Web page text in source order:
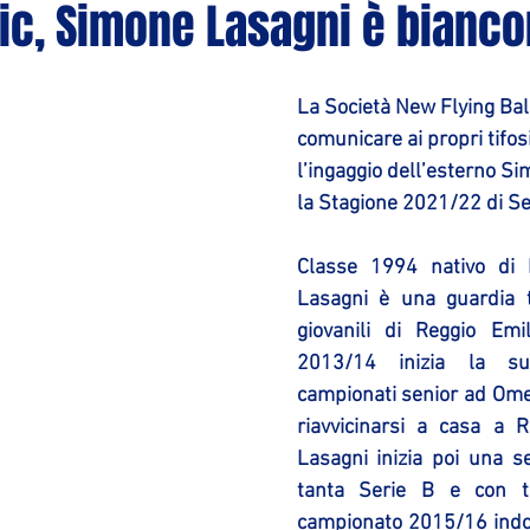
Simone Lasagni è
La Società New Flying
comunicare ai propri
l’ingaggio dell’esterno
la Stagione 2021/22 di
Classe 1994 nativo di
Lasagni è una guardia
giovanili di Reggio
2013/14 inizia la
campionati senior ad
riavvicinarsi a casa a
Lasagni inizia poi una
tanta Serie B e con
campionato 2015/16